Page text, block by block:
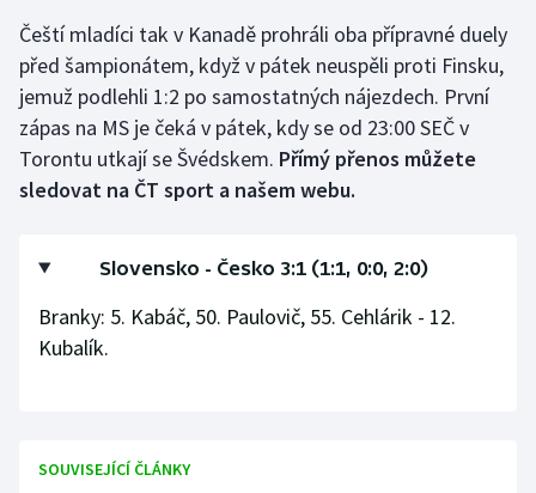
Krasobruslení
Lezení
Lyže a snowboard
Motorsport
Olympijské hry
Čeští mladíci tak v Kanadě prohráli oba přípravné duely
před šampionátem, když v pátek neuspěli proti Finsku,
jemuž podlehli 1:2 po samostatných nájezdech. První
zápas na MS je čeká v pátek, kdy se od 23:00 SEČ v
Torontu utkají se Švédskem. Přímý přenos můžete
sledovat na ČT sport a našem webu.
Slovensko - Česko 3:1 (1:1, 0:0, 2:0)
Branky: 5. Kabáč, 50. Paulovič, 55. Cehlárik - 12.
Kubalík.
SOUVISEJÍCÍ ČLÁNKY